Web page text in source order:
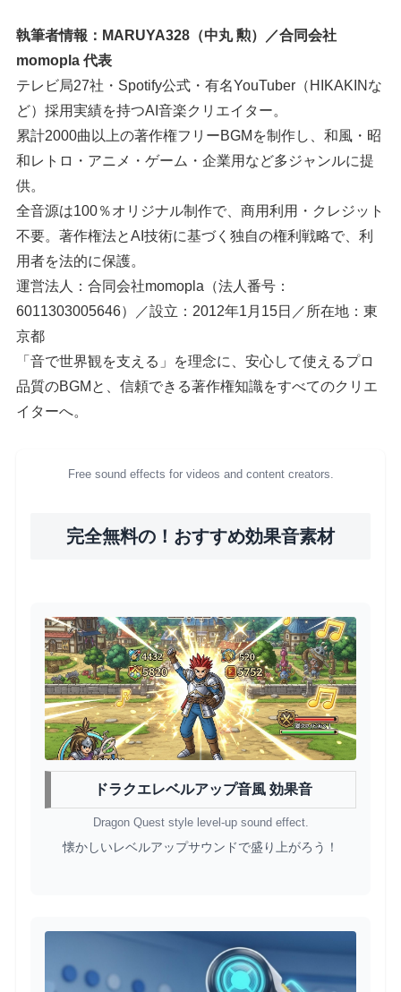
執筆者情報：MARUYA328（中丸 勲）／合同会社
momopla 代表
テレビ局27社・Spotify公式・有名YouTuber（HIKAKINな
ど）採用実績を持つAI音楽クリエイター。
累計2000曲以上の著作権フリーBGMを制作し、和風・昭
和レトロ・アニメ・ゲーム・企業用など多ジャンルに提
供。
全音源は100％オリジナル制作で、商用利用・クレジット
不要。著作権法とAI技術に基づく独自の権利戦略で、利
用者を法的に保護。
運営法人：合同会社momopla（法人番号：
6011303005646）／設立：2012年1月15日／所在地：東
京都
「音で世界観を支える」を理念に、安心して使えるプロ
品質のBGMと、信頼できる著作権知識をすべてのクリエ
イターへ。
Free sound effects for videos and content creators.
完全無料の！おすすめ効果音素材
ドラクエレベルアップ音風 効果音
Dragon Quest style level-up sound effect.
懐かしいレベルアップサウンドで盛り上がろう！